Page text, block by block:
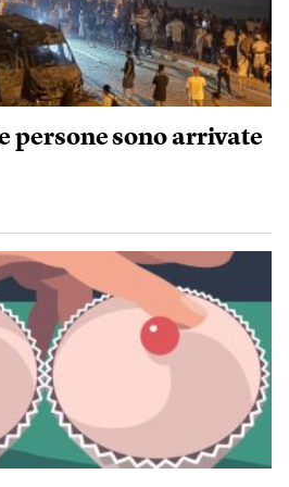
persone sono arrivate